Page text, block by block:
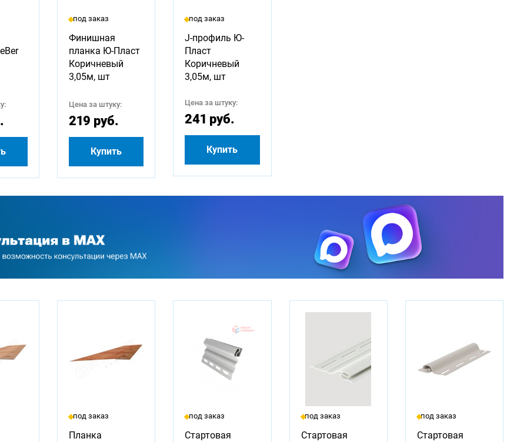
под заказ
Финишная
планка Ю-Пласт
Коричневый
3,05м, шт
Цена за штуку:
219 руб.
Купить
под заказ
J-профиль Ю-
Пласт
Коричневый
3,05м, шт
Цена за штуку:
241 руб.
Купить
под заказ
Планка
под заказ
Стартовая
под заказ
Стартовая
под заказ
Стартовая